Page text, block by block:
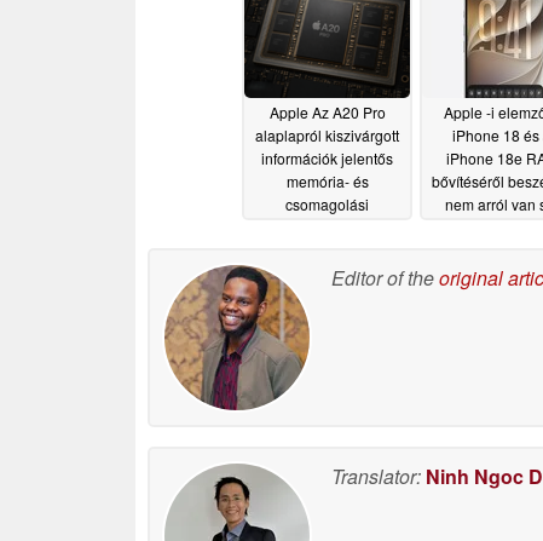
Apple Az A20 Pro
alaplapról kiszivárgott
információk jelentős
memória- és
csomagolási
Apple -i
iPhone 18 és
iPhone 18e
bővítéséről
nem arról van
Editor of theoriginal
Translator: Ninh Ngoc